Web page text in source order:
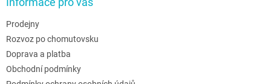
Prodejny
Rozvoz po chomutovsku
Doprava a platba
Obchodní podmínky